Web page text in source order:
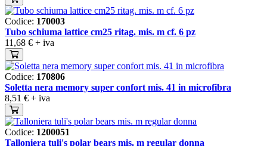
Codice: 170003
Tubo schiuma lattice cm25 ritag. mis. m cf. 6 pz
11,68 € + iva
Codice: 170806
Soletta nera memory super confort mis. 41 in microfibra
8,51 € + iva
Codice: 1200051
Talloniera tuli's polar bears mis. m regular donna